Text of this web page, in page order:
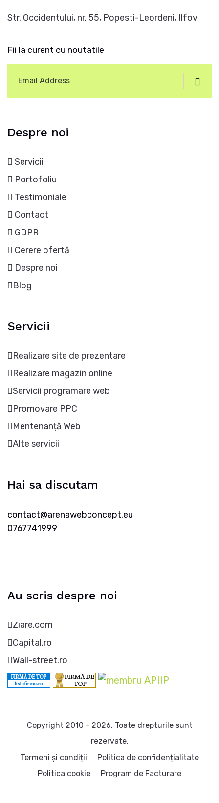
Str. Occidentului, nr. 55, Popesti-Leordeni, Ilfov
Fii la curent cu noutatile
Despre noi
Servicii
Portofoliu
Testimoniale
Contact
GDPR
Cerere ofertă
Despre noi
Blog
Servicii
Realizare site de prezentare
Realizare magazin online
Servicii programare web
Promovare PPC
Mentenanță Web
Alte servicii
Hai sa discutam
contact@arenawebconcept.eu
0767741999
Au scris despre noi
Ziare.com
Capital.ro
Wall-street.ro
Copyright 2010 - 2026, Toate drepturile sunt
rezervate.
Termeni și condiții
Politica de confidențialitate
Politica cookie
Program de Facturare